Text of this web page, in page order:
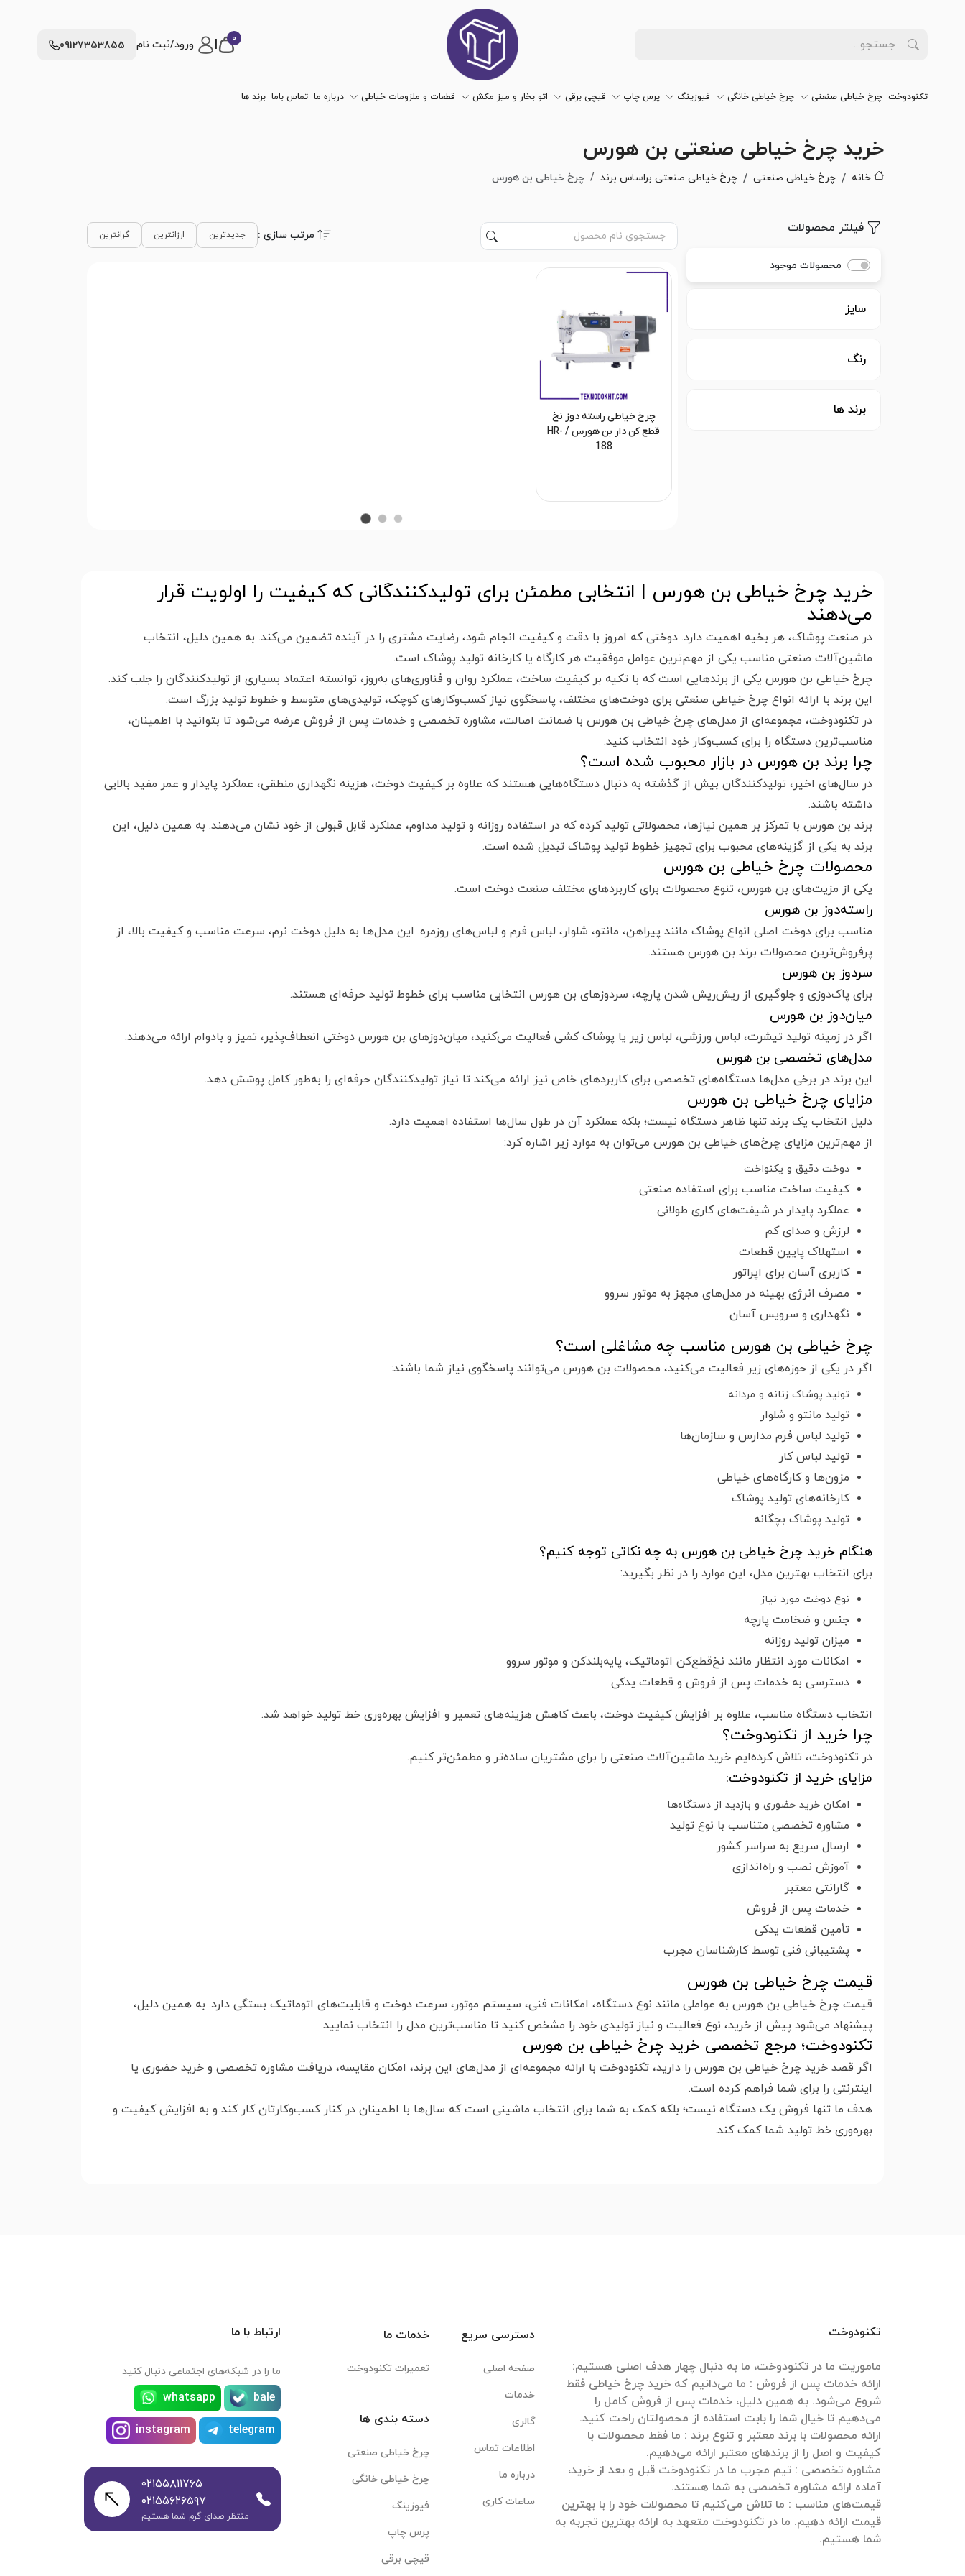
0 ورود/ثبت نام 09127353855
تکنودوخت چرخ خیاطی صنعتی چرخ خیاطی خانگی فیوزینگ پرس چاپ قیچی برقی اتو بخار و میز مکش قطعات و ملزومات خیاطی درباره ما تماس باما برند ها
خرید چرخ خیاطی صنعتی بن هورس
خانه چرخ خیاطی صنعتی چرخ خیاطی صنعتی براساس برند چرخ خیاطی بن هورس
فیلتر محصولات
محصولات موجود
سایز
رنگ
برند ها
مرتب سازی : جدیدترین ارزانترین گرانترین
چرخ خیاطی راسته دوز نخ
قطع کن دار بن هورس / HR-
188
خرید چرخ خیاطی بن هورس | انتخابی مطمئن برای تولیدکنندگانی که کیفیت را اولویت قرار
می‌دهند
در صنعت پوشاک، هر بخیه اهمیت دارد. دوختی که امروز با دقت و کیفیت انجام شود، رضایت مشتری را در آینده تضمین می‌کند. به همین دلیل، انتخاب
ماشین‌آلات صنعتی مناسب یکی از مهم‌ترین عوامل موفقیت هر کارگاه یا کارخانه تولید پوشاک است.
چرخ خیاطی بن هورس یکی از برندهایی است که با تکیه بر کیفیت ساخت، عملکرد روان و فناوری‌های به‌روز، توانسته اعتماد بسیاری از تولیدکنندگان را جلب کند.
این برند با ارائه انواع چرخ خیاطی صنعتی برای دوخت‌های مختلف، پاسخگوی نیاز کسب‌وکارهای کوچک، تولیدی‌های متوسط و خطوط تولید بزرگ است.
در تکنودوخت، مجموعه‌ای از مدل‌های چرخ خیاطی بن هورس با ضمانت اصالت، مشاوره تخصصی و خدمات پس از فروش عرضه می‌شود تا بتوانید با اطمینان،
مناسب‌ترین دستگاه را برای کسب‌وکار خود انتخاب کنید.
چرا برند بن هورس در بازار محبوب شده است؟
در سال‌های اخیر، تولیدکنندگان بیش از گذشته به دنبال دستگاه‌هایی هستند که علاوه بر کیفیت دوخت، هزینه نگهداری منطقی، عملکرد پایدار و عمر مفید بالایی
داشته باشند.
برند بن هورس با تمرکز بر همین نیازها، محصولاتی تولید کرده که در استفاده روزانه و تولید مداوم، عملکرد قابل قبولی از خود نشان می‌دهند. به همین دلیل، این
برند به یکی از گزینه‌های محبوب برای تجهیز خطوط تولید پوشاک تبدیل شده است.
محصولات چرخ خیاطی بن هورس
یکی از مزیت‌های بن هورس، تنوع محصولات برای کاربردهای مختلف صنعت دوخت است.
راسته‌دوز بن هورس
مناسب برای دوخت اصلی انواع پوشاک مانند پیراهن، مانتو، شلوار، لباس فرم و لباس‌های روزمره. این مدل‌ها به دلیل دوخت نرم، سرعت مناسب و کیفیت بالا، از
پرفروش‌ترین محصولات برند بن هورس هستند.
سردوز بن هورس
برای پاک‌دوزی و جلوگیری از ریش‌ریش شدن پارچه، سردوزهای بن هورس انتخابی مناسب برای خطوط تولید حرفه‌ای هستند.
میان‌دوز بن هورس
اگر در زمینه تولید تیشرت، لباس ورزشی، لباس زیر یا پوشاک کشی فعالیت می‌کنید، میان‌دوزهای بن هورس دوختی انعطاف‌پذیر، تمیز و بادوام ارائه می‌دهند.
مدل‌های تخصصی بن هورس
این برند در برخی مدل‌ها دستگاه‌های تخصصی برای کاربردهای خاص نیز ارائه می‌کند تا نیاز تولیدکنندگان حرفه‌ای را به‌طور کامل پوشش دهد.
مزایای چرخ خیاطی بن هورس
دلیل انتخاب یک برند تنها ظاهر دستگاه نیست؛ بلکه عملکرد آن در طول سال‌ها استفاده اهمیت دارد.
از مهم‌ترین مزایای چرخ‌های خیاطی بن هورس می‌توان به موارد زیر اشاره کرد:
دوخت دقیق و یکنواخت
کیفیت ساخت مناسب برای استفاده صنعتی
عملکرد پایدار در شیفت‌های کاری طولانی
لرزش و صدای کم
استهلاک پایین قطعات
کاربری آسان برای اپراتور
مصرف انرژی بهینه در مدل‌های مجهز به موتور سروو
نگهداری و سرویس آسان
چرخ خیاطی بن هورس مناسب چه مشاغلی است؟
اگر در یکی از حوزه‌های زیر فعالیت می‌کنید، محصولات بن هورس می‌توانند پاسخگوی نیاز شما باشند:
تولید پوشاک زنانه و مردانه
تولید مانتو و شلوار
تولید لباس فرم مدارس و سازمان‌ها
تولید لباس کار
مزون‌ها و کارگاه‌های خیاطی
کارخانه‌های تولید پوشاک
تولید پوشاک بچگانه
هنگام خرید چرخ خیاطی بن هورس به چه نکاتی توجه کنیم؟
برای انتخاب بهترین مدل، این موارد را در نظر بگیرید:
نوع دوخت مورد نیاز
جنس و ضخامت پارچه
میزان تولید روزانه
امکانات مورد انتظار مانند نخ‌قطع‌کن اتوماتیک، پایه‌بلندکن و موتور سروو
دسترسی به خدمات پس از فروش و قطعات یدکی
انتخاب دستگاه مناسب، علاوه بر افزایش کیفیت دوخت، باعث کاهش هزینه‌های تعمیر و افزایش بهره‌وری خط تولید خواهد شد.
چرا خرید از تکنودوخت؟
در تکنودوخت، تلاش کرده‌ایم خرید ماشین‌آلات صنعتی را برای مشتریان ساده‌تر و مطمئن‌تر کنیم.
مزایای خرید از تکنودوخت:
امکان خرید حضوری و بازدید از دستگاه‌ها
مشاوره تخصصی متناسب با نوع تولید
ارسال سریع به سراسر کشور
آموزش نصب و راه‌اندازی
گارانتی معتبر
خدمات پس از فروش
تأمین قطعات یدکی
پشتیبانی فنی توسط کارشناسان مجرب
قیمت چرخ خیاطی بن هورس
قیمت چرخ خیاطی بن هورس به عواملی مانند نوع دستگاه، امکانات فنی، سیستم موتور، سرعت دوخت و قابلیت‌های اتوماتیک بستگی دارد. به همین دلیل،
پیشنهاد می‌شود پیش از خرید، نوع فعالیت و نیاز تولیدی خود را مشخص کنید تا مناسب‌ترین مدل را انتخاب نمایید.
تکنودوخت؛ مرجع تخصصی خرید چرخ خیاطی بن هورس
اگر قصد خرید چرخ خیاطی بن هورس را دارید، تکنودوخت با ارائه مجموعه‌ای از مدل‌های این برند، امکان مقایسه، دریافت مشاوره تخصصی و خرید حضوری یا
اینترنتی را برای شما فراهم کرده است.
هدف ما تنها فروش یک دستگاه نیست؛ بلکه کمک به شما برای انتخاب ماشینی است که سال‌ها با اطمینان در کنار کسب‌وکارتان کار کند و به افزایش کیفیت و
بهره‌وری خط تولید شما کمک کند.
تکنودوخت
ارائه خدمات پس از فروش : ما می‌دانیم که خرید چرخ خیاطی فقط
شروع می‌شود. به همین دلیل، خدمات پس از فروش کامل را
ارائه محصولات با برند معتبر و تنوع برند : ما فقط محصولات با
مشاوره تخصصی : تیم مجرب ما در تکنودوخت قبل و بعد از خرید،
قیمت‌های مناسب : ما تلاش می‌کنیم تا محصولات خود را با بهترین
قیمت ارائه دهیم. ما در تکنودوخت متعهد به ارائه بهترین تجربه به
شما هستیم.
دسترسی سریع
صفحه اصلی
خدمات
گالری
اطلاعات تماس
درباره ما
ساعات کاری
خدمات ما
تعمیرات تکنودوخت
دسته بندی ها
چرخ خیاطی صنعتی
چرخ خیاطی خانگی
فیوزینگ
پرس چاپ
قیچی برقی
ارتباط با ما
ما را در شبکه‌های اجتماعی دنبال کنید
bale
whatsapp
telegram
instagram
۰۲۱۵۵۸۱۱۷۶۵
۰۲۱۵۵۶۲۶۵۹۷
منتظر صدای گرم شما هستیم